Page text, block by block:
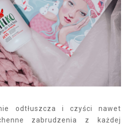
odtłuszcza i czyści nawet
zabrudzenia z każdej